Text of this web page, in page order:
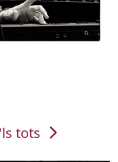
tots